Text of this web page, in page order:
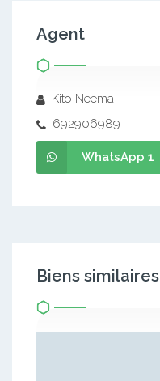
Agent
Kito Neema
692906989
WhatsApp 1
Biens similaires